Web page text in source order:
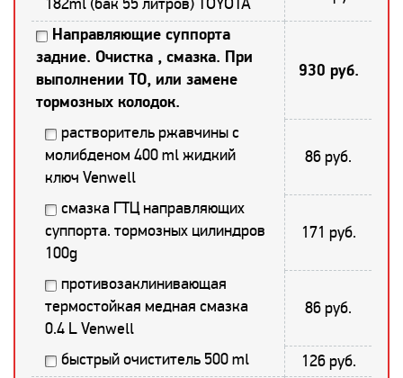
Направляющие суппорта
задние. Очистка , смазка. При
выполнении ТО, или замене
тормозных колодок.
930 руб.
растворитель ржавчины с
молибденом 400 ml жидкий
ключ Venwell
86 руб.
смазка ГТЦ направляющих
суппорта. тормозных цилиндров
100g
171 руб.
противозаклинивающая
термостойкая медная смазка
0.4 L Venwell
86 руб.
быстрый очиститель 500 ml 126 руб.